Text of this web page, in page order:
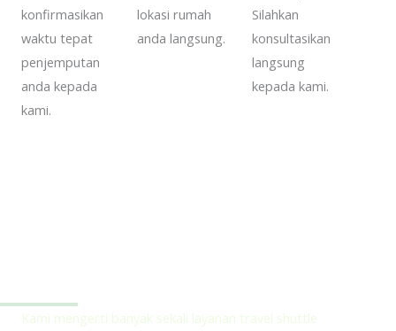
konfirmasikan
waktu tepat
penjemputan
anda kepada
kami.
lokasi rumah
anda langsung.
Silahkan
konsultasikan
langsung
kepada kami.
Kami mengerti banyak sekali layanan travel shuttle